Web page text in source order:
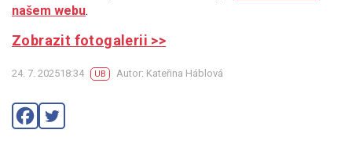
našem webu.
Zobrazit fotogalerii >>
24. 7. 202518:34 UB Autor: Kateřina Háblová